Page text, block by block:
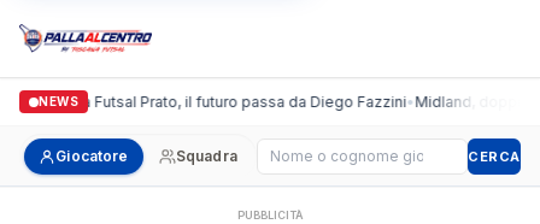
NEWS
Italgronda Futsal Prato, il futuro passa da Diego Fazzini•Midland, doppio
Giocatore Squadra Cerca giocatore CERCA
PUBBLICITÀ